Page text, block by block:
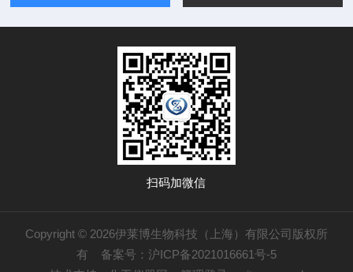
扫码加微信
Copyright © 2026伊莱博生物科技（上海）有限公司版权所
有 备案号：沪ICP备2021016661号-5